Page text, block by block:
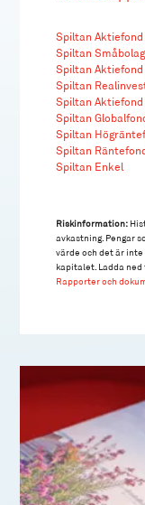
Spiltan Aktiefond
Spiltan
Spiltan Aktiefond
Spiltan
Spiltan
Spiltan
Spiltan
Spiltan
Spiltan Enkel
Riskinformation:
avkastning. Pengar
värde och det är
kapitalet. Ladda
Rapporter och